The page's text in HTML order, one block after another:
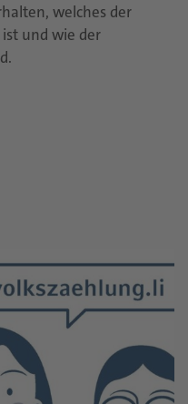
welches der
und wie der